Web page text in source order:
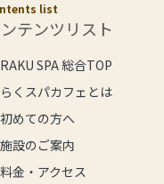
list
テンツリスト
RAKU SPA 総合TOP
らくスパカフェとは
初めての方へ
施設のご案内
料金・アクセス